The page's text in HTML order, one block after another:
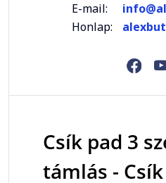
E-mail:
Honlap:
Csík pad 3
támlás -